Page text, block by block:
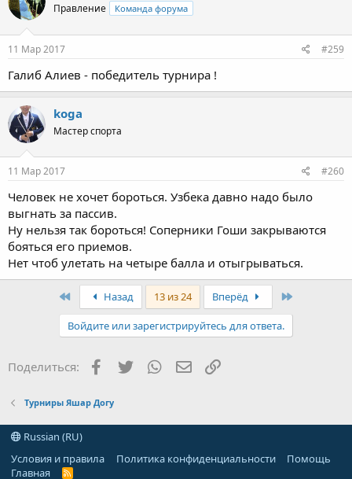
Правление Команда форума
11 Мар 2017 #259
Галиб Алиев - победитель турнира !
koga
Мастер спорта
11 Мар 2017 #260
Человек не хочет бороться. Узбека давно надо было
выгнать за пассив.
Ну нельзя так бороться! Соперники Гоши закрываются
бояться его приемов.
Нет чтоб улетать на четыре балла и отыгрываться.
Назад 13 из 24 Вперёд
Войдите или зарегистрируйтесь для ответа.
Поделиться: Facebook
Twitter WhatsAppЭлектронная почта
Турниры Яшар Догу
Russian (RU)
Условия и правила
Политика конфиденциальности
Помощь
Главная
R